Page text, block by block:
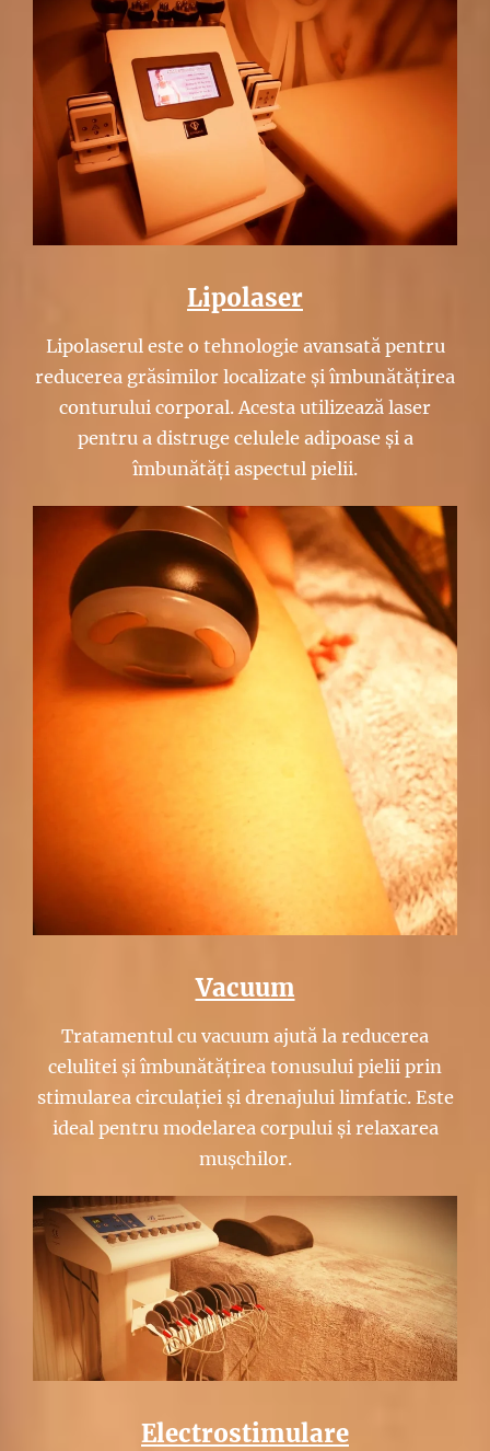
Lipolaser
Lipolaserul este o tehnologie avansată pentru
reducerea grăsimilor localizate și îmbunătățirea
conturului corporal. Acesta utilizează laser
pentru a distruge celulele adipoase și a
îmbunătăți aspectul pielii.
Vacuum
Tratamentul cu vacuum ajută la reducerea
celulitei și îmbunătățirea tonusului pielii prin
stimularea circulației și drenajului limfatic. Este
ideal pentru modelarea corpului și relaxarea
mușchilor.
Electrostimulare